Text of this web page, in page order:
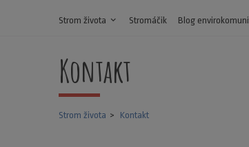
Strom života expand_more Stromáčik Blog
Kontakt
Strom života Kontakt